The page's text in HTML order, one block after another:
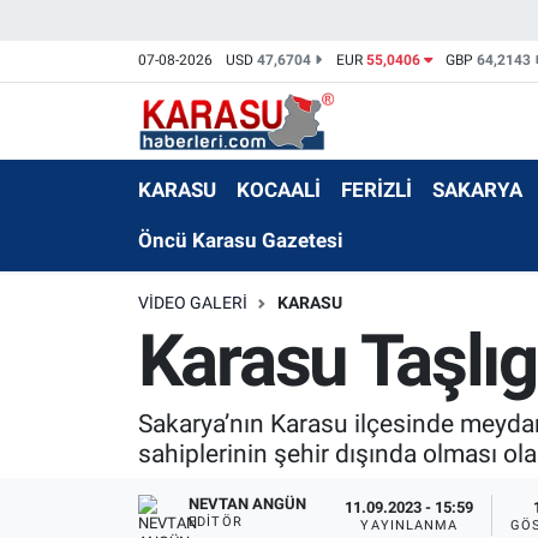
07-08-2026 USD47,6704 EUR 55,0406 GBP64,2143
KARASU KOCAALİ FERİZLİ SAKARYA
Öncü Karasu Gazetesi
VIDEO GALERI KARASU
Karasu
Sakarya’nın Karasu ilçesinde
sahiplerinin şehir dışında olması
NEVTAN ANGÜN
EDITÖR
11.09.2023 - 15:59
YAYINLANMA